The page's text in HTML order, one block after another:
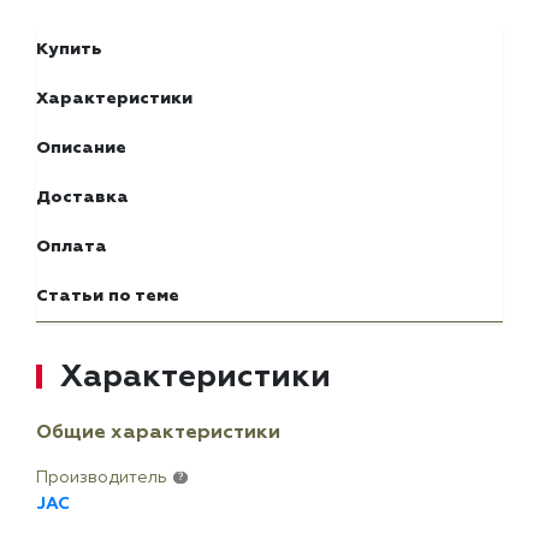
Купить
Характеристики
Описание
Доставка
Оплата
Статьи по теме
Характеристики
Общие характеристики
Производитель ?
JAC